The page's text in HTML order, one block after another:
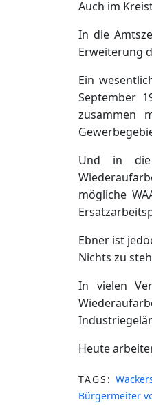
Auch im
In die
Erweiterung
Ein
September
zusammen
Und in die
mögliche
Ebner ist
Nichts zu
In vielen
Heute
TAGS:
Bürgermeiter